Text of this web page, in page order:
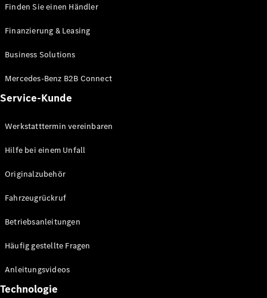
Finden Sie einen Händler
Finanzierung & Leasing
Business Solutions
Mercedes-Benz B2B Connect
Service-Kunde
Werkstatttermin vereinbaren
Hilfe bei einem Unfall
Originalzubehör
Fahrzeugrückruf
Betriebsanleitungen
Häufig gestellte Fragen
Anleitungsvideos
Technologie